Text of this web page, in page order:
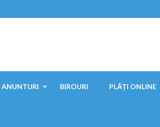
ANUNTURI BIROURI PLĂȚI ONLINE